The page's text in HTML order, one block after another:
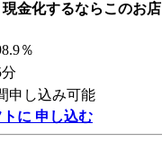
金化するならこのお店
％
申し込み可能
に 申し込む